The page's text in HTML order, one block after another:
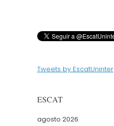
Tweets by EscatUninter
ESCAT
agosto 2026